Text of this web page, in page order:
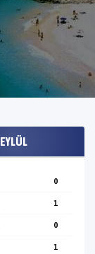
EYLÜL
0
1
0
1